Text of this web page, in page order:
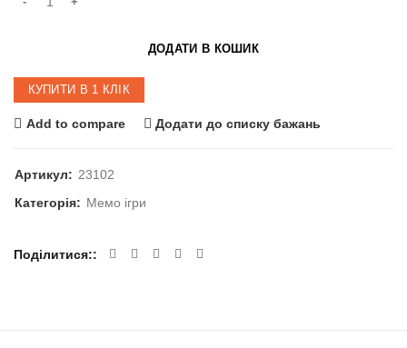
ДОДАТИ В КОШИК
КУПИТИ В 1 КЛІК
Add to compare Додати до списку бажань
Артикул: 23102
Категорія: Мемо ігри
Поділитися: